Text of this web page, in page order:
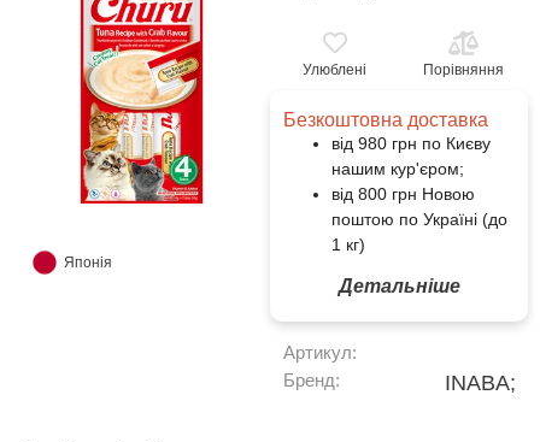
Японія
Улюблені Порівняння
Безкоштовна доставка
від 980 грн по Києву
нашим кур'єром;
від 800 грн Новою
поштою по Україні (до
1 кг)
Детальніше
Артикул:
Бренд:
INABA;